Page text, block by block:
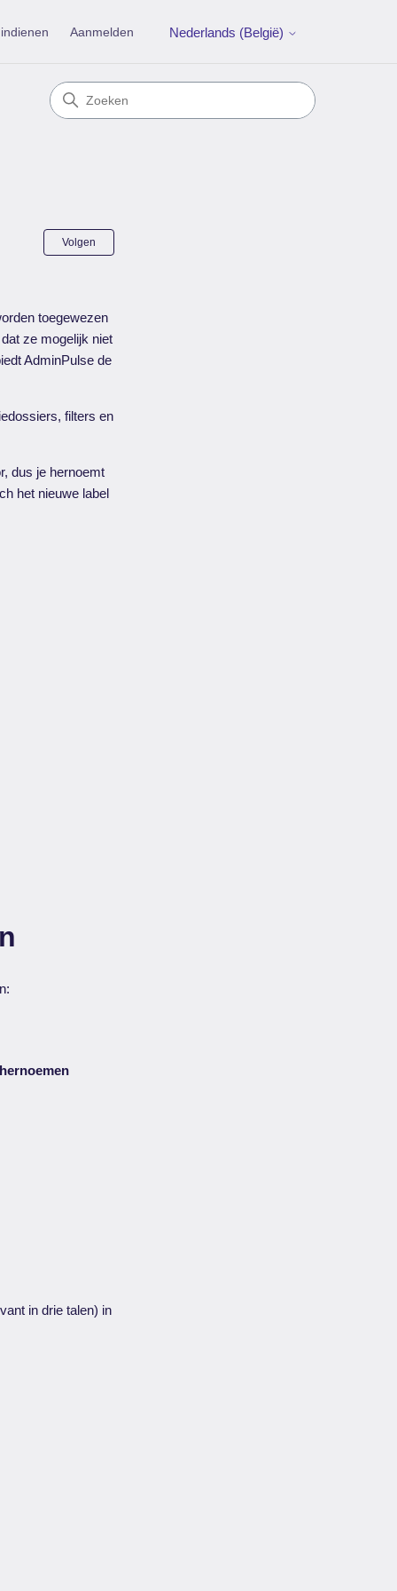
Aanmelden Nederlands (België)
Volgen
toegewezen
ze mogelijk niet
AdminPulse de
filters en
dus je hernoemt
het nieuwe label
in drie talen) in